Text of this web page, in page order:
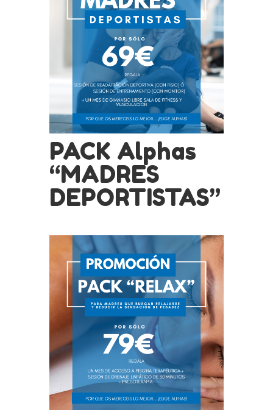
PACK Alphas
“MADRES
DEPORTISTAS”